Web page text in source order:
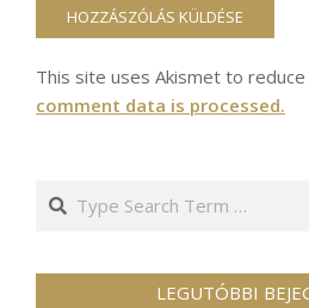
This site uses Akismet to reduce
comment data is processed.
Search
LEGUTÓBBI